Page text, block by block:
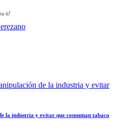
ti!
la industria y evitar que consuman tabaco